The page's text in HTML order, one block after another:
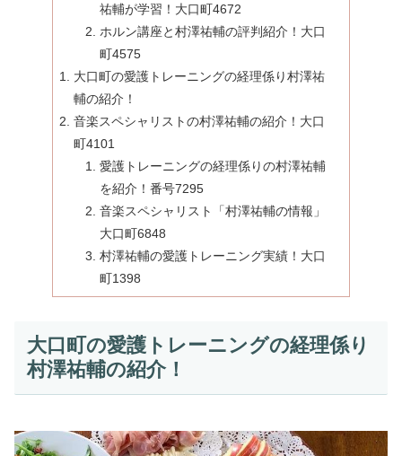
祐輔が学習！大口町4672
ホルン講座と村澤祐輔の評判紹介！大口
町4575
大口町の愛護トレーニングの経理係り村澤祐
輔の紹介！
音楽スペシャリストの村澤祐輔の紹介！大口
町4101
愛護トレーニングの経理係りの村澤祐輔
を紹介！番号7295
音楽スペシャリスト「村澤祐輔の情報」
大口町6848
村澤祐輔の愛護トレーニング実績！大口
町1398
大口町の愛護トレーニングの経理係り
村澤祐輔の紹介！